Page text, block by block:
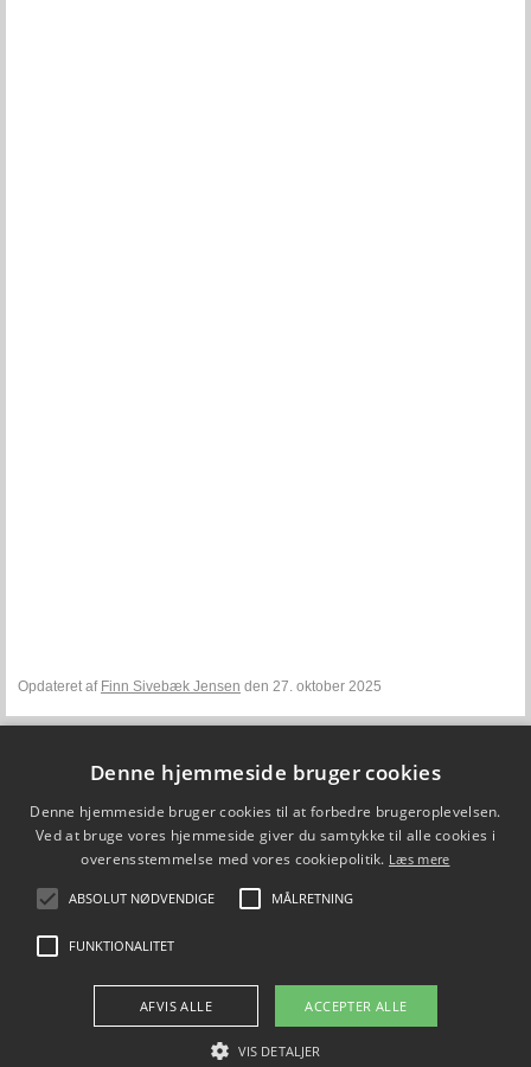
Opdateret af Finn Sivebæk Jensen den 27. oktober 2025
DTU Aqua - Institut for Akvatiske Ressourcer
Vejlsøvej 39
8600 Silkeborg
ffi@aqua.dtu.dk
FØLG OS PÅ
Denne hjemmeside bruger cookies
Denne hjemmeside bruger cookies til at forbedre brugeroplevelsen.
Ved at bruge vores hjemmeside giver du samtykke til alle cookies i
overensstemmelse med vores cookiepolitik. Læs mere
ABSOLUT NØDVENDIGE MÅLRETNING
FUNKTIONALITET
ACCEPTER ALLE
AFVIS ALLE
VIS DETALJER